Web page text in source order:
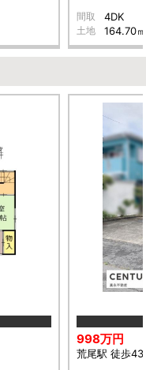
間取 4DK
土地 164.70㎡
998万円
荒尾駅 徒歩43